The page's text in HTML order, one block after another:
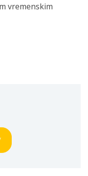
vremenskim